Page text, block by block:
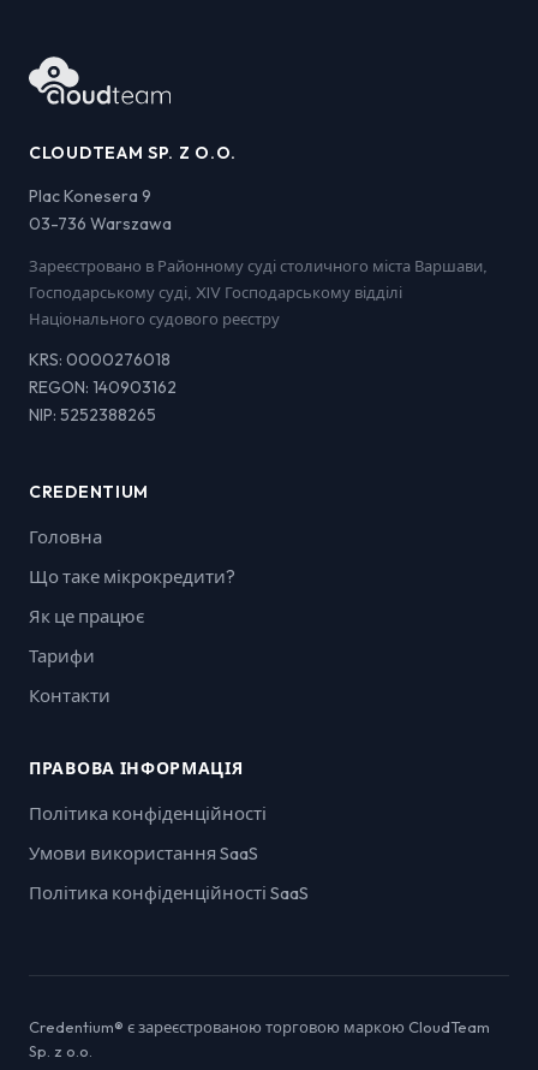
CLOUDTEAM SP. Z O.O.
Plac Konesera 9
03-736 Warszawa
Зареєстровано в Районному суді столичного міста Варшави,
Господарському суді, XIV Господарському відділі
Національного судового реєстру
KRS: 0000276018
REGON: 140903162
NIP: 5252388265
CREDENTIUM
Головна
Що таке мікрокредити?
Як це працює
Тарифи
Контакти
ПРАВОВА ІНФОРМАЦІЯ
Політика конфіденційності
Умови використання SaaS
Політика конфіденційності SaaS
Credentium® є зареєстрованою торговою маркою CloudTeam
Sp. z o.o.